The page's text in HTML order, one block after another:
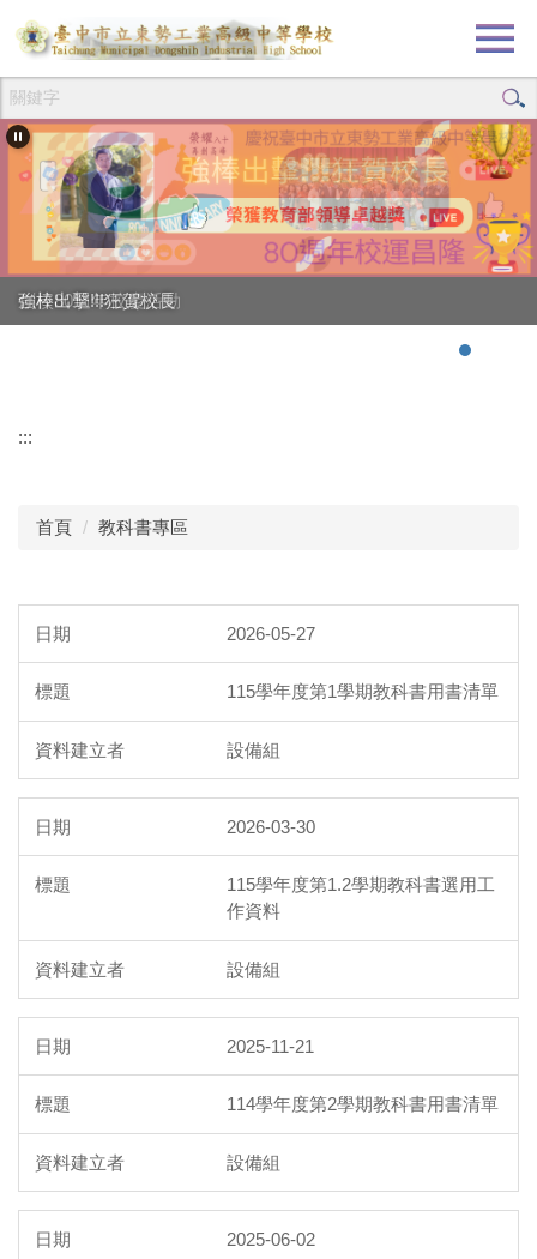
跳
到
要
內
容
區
創校80週年校慶活動
強棒出擊!!!狂賀校長
:::
首頁 教科書專區
2026-05-27
115學年度第1學期教科書用書清單
設備組
2026-03-30
115學年度第1.2學期教科書選用工
作資料
設備組
2025-11-21
114學年度第2學期教科書用書清單
設備組
2025-06-02